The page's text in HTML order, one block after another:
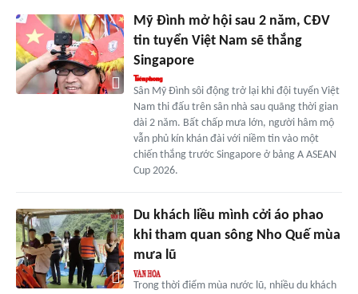
Mỹ Đình mở hội sau 2 năm, CĐV
tin tuyển Việt Nam sẽ thắng
Singapore
Sân Mỹ Đình sôi động trở lại khi đội tuyển Việt
Nam thi đấu trên sân nhà sau quãng thời gian
dài 2 năm. Bất chấp mưa lớn, người hâm mộ
vẫn phủ kín khán đài với niềm tin vào một
chiến thắng trước Singapore ở bảng A ASEAN
Cup 2026.
Du khách liều mình cởi áo phao
khi tham quan sông Nho Quế mùa
mưa lũ
Trong thời điểm mùa nước lũ, nhiều du khách